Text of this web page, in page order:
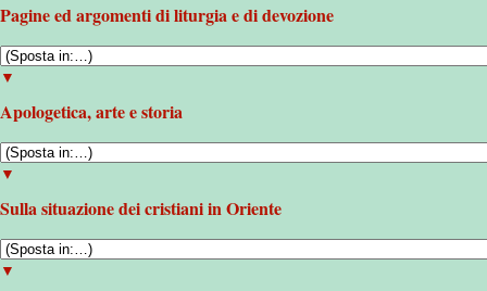
Pagine ed argomenti di liturgia e di devozione
▼
Apologetica, arte e storia
▼
Sulla situazione dei cristiani in Oriente
▼